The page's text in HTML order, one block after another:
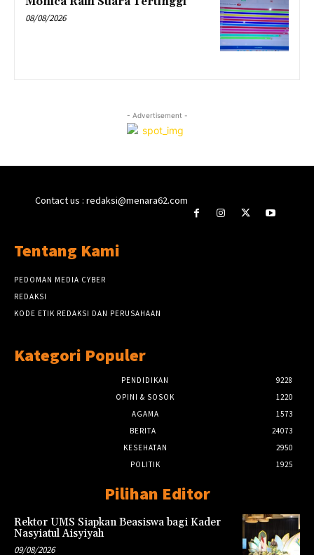
08/08/2026
- Advertisement -
Contact us : redaksi@menara62.com
Tentang Kami
PEDOMAN MEDIA CYBER
REDAKSI
KODE ETIK REDAKSI DAN PERUSAHAAN
Kategori Populer
PENDIDIKAN
9228
OPINI & SOSOK
1220
AGAMA
1573
BERITA
24073
KESEHATAN
2950
POLITIK
1925
Pilihan Editor
Rektor UMS Siapkan Beasiswa bagi Kader
Nasyiatul Aisyiyah
09/08/2026